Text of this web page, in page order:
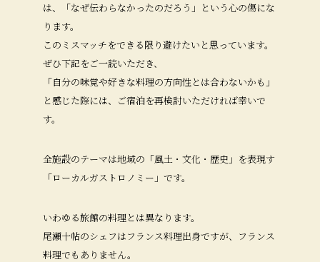
は、「なぜ伝わらなかったのだろう」という心の傷にな
ります。
このミスマッチをできる限り避けたいと思っています。
ぜひ下記をご一読いただき、
「自分の味覚や好きな料理の方向性とは合わないかも」
と感じた際には、ご宿泊を再検討いただければ幸いで
す。
全施設のテーマは地域の「風土・文化・歴史」を表現す
「ローカルガストロノミー」です。
いわゆる旅館の料理とは異なります。
尾瀬十帖のシェフはフランス料理出身ですが、フランス
料理でもありません。